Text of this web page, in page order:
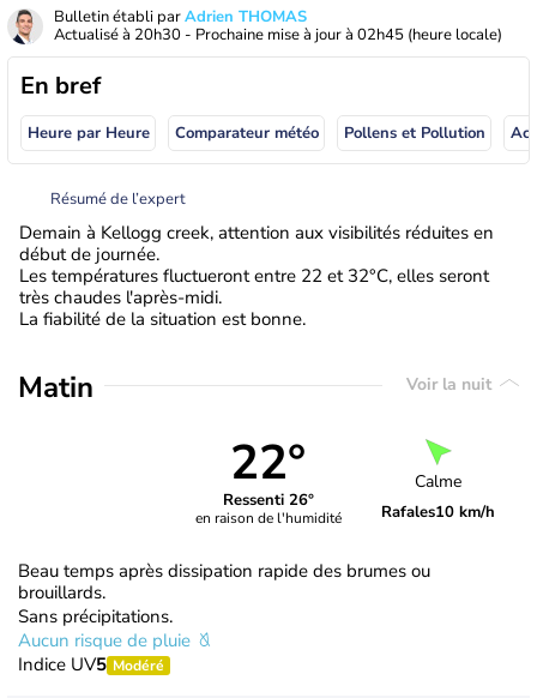
Bulletin établi parAdrien THOMAS
Actualisé à 20h30 - Prochaine mise à jour à 02h45 (heure locale)
En bref
Heure par Heure Comparateur météo Pollens et Pollution
Résumé de l’expert
Demain à Kellogg creek, attention aux visibilités réduites en
début de journée.
Les températures fluctueront entre 22 et 32°C, elles seront
très chaudes l'après-midi.
La fiabilité de la situation est bonne.
Matin Voir la nuit
22°
Ressenti 26°
en raison de l'humidité
Calme
Rafales10 km/h
Beau temps après dissipation rapide des brumes ou
brouillards.
Sans précipitations.
Aucun risque de pluie
Indice UV5 Modéré